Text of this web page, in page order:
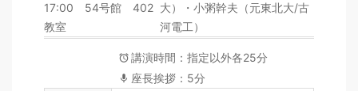
17:00 54号館 402
教室
大）・小粥幹夫（元東北大/古
河電工）
講演時間：指定以外各25分
座長挨拶：5分